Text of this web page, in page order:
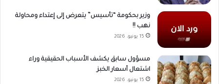
وزير بحكومة “تأسيس” يتعرض إلى إعتداء ومحاولة
نهب !!
15 يونيو، 2026
مسؤول سابق يكشف الأسباب الحقيقية وراء
اشتعال أسعار الخبز
15 يونيو، 2026